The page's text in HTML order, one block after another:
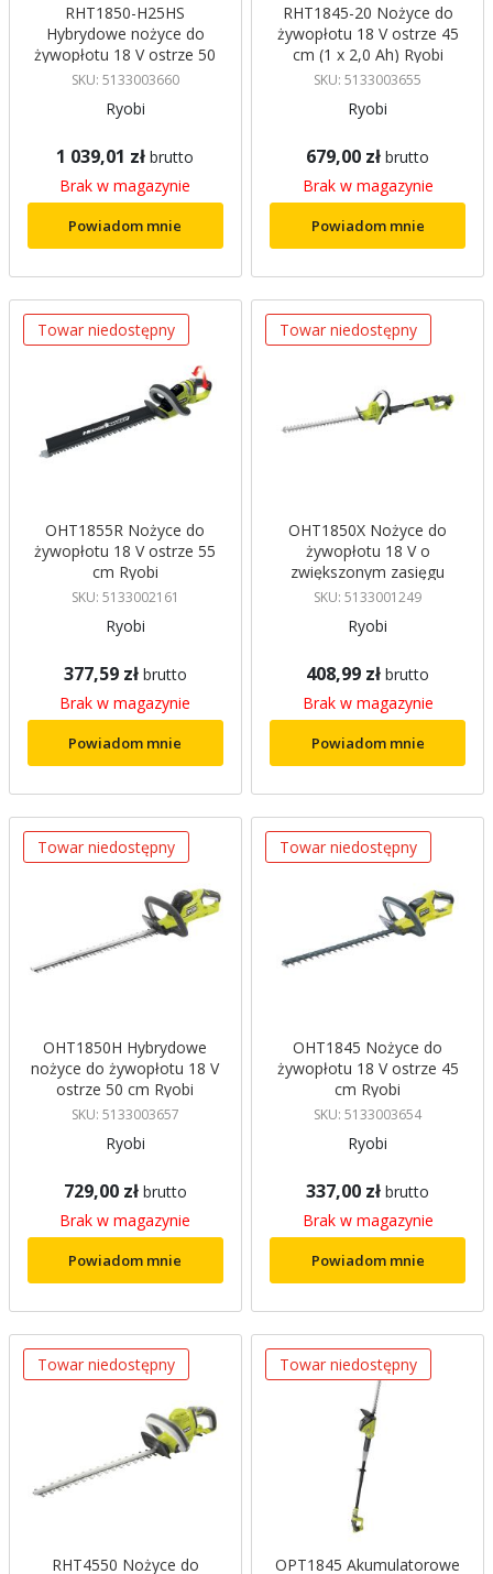
RHT1850-H25HS
Hybrydowe nożyce do
żywopłotu 18 V ostrze 50
cm (1 x 2,5 Ah) Ryobi
SKU: 5133003660
Ryobi
1 039,01 zł brutto
Brak w magazynie
Powiadom mnie
RHT1845-20 Nożyce do
żywopłotu 18 V ostrze 45
cm (1 x 2,0 Ah) Ryobi
SKU: 5133003655
Ryobi
679,00 zł brutto
Brak w magazynie
Powiadom mnie
Towar niedostępny
OHT1855R Nożyce do
żywopłotu 18 V ostrze 55
cm Ryobi
SKU: 5133002161
Ryobi
377,59 zł brutto
Brak w magazynie
Powiadom mnie
Towar niedostępny
OHT1850X Nożyce do
żywopłotu 18 V o
zwiększonym zasięgu
ostrze 50 cm Ryobi
SKU: 5133001249
Ryobi
408,99 zł brutto
Brak w magazynie
Powiadom mnie
Towar niedostępny
OHT1850H Hybrydowe
nożyce do żywopłotu 18 V
ostrze 50 cm Ryobi
SKU: 5133003657
Ryobi
729,00 zł brutto
Brak w magazynie
Powiadom mnie
Towar niedostępny
OHT1845 Nożyce do
żywopłotu 18 V ostrze 45
cm Ryobi
SKU: 5133003654
Ryobi
337,00 zł brutto
Brak w magazynie
Powiadom mnie
Towar niedostępny
RHT4550 Nożyce do
Towar niedostępny
OPT1845 Akumulatorowe